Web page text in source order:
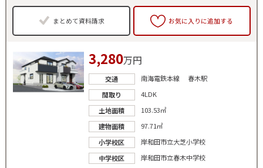
まとめて資料請求 お気に入りに追加する
3,280万円
交通
南海電鉄本線 春木駅
間取り
4LDK
土地面積
103.53㎡
建物面積
97.71㎡
小学校区
岸和田市立大芝小学校
中学校区
岸和田市立春木中学校